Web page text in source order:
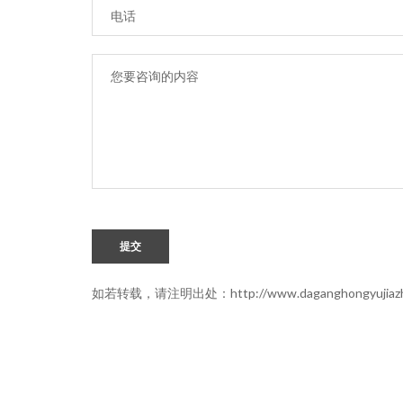
提交
如若转载，请注明出处：http://